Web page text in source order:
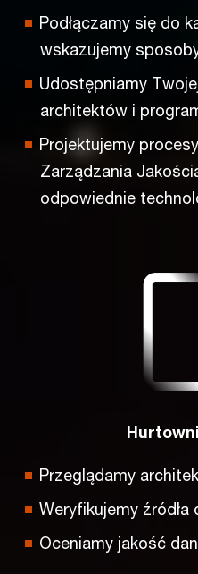
Podłączamy się do
wskazujemy
Udostępniamy
architektów i
Projektujemy
Zarządzania
odpowiednie
Przeglądamy
Weryfikujemy źródła
Oceniamy jakość